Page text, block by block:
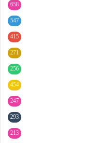
658
547
415
271
256
454
247
293
213